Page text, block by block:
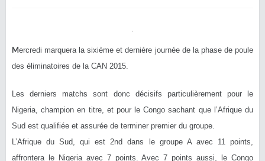
Mercredi marquera la sixième et dernière journée de la phase de poule
des éliminatoires de la CAN 2015.
Les derniers matchs sont donc décisifs particulièrement pour le
Nigeria, champion en titre, et pour le Congo sachant que l’Afrique du
Sud est qualifiée et assurée de terminer premier du groupe.
L’Afrique du Sud, qui est 2nd dans le groupe A avec 11 points,
affrontera le Nigeria avec 7 points. Avec 7 points aussi, le Congo